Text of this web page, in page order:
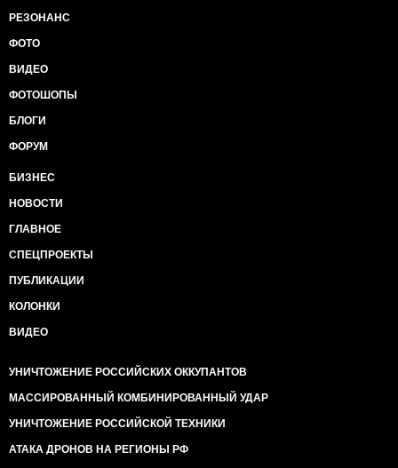
РЕЗОНАНС
ФОТО
ВИДЕО
ФОТОШОПЫ
БЛОГИ
ФОРУМ
БИЗНЕС
НОВОСТИ
ГЛАВНОЕ
СПЕЦПРОЕКТЫ
ПУБЛИКАЦИИ
КОЛОНКИ
ВИДЕО
УНИЧТОЖЕНИЕ РОССИЙСКИХ ОККУПАНТОВ
МАССИРОВАННЫЙ КОМБИНИРОВАННЫЙ УДАР
УНИЧТОЖЕНИЕ РОССИЙСКОЙ ТЕХНИКИ
АТАКА ДРОНОВ НА РЕГИОНЫ РФ